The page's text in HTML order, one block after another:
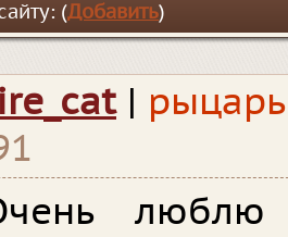
(Добавить)
| рыцарь
люблю